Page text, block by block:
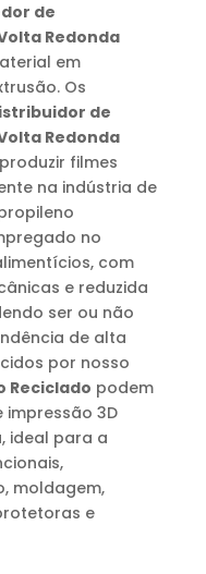
de
Redonda
em
Os
de
Redonda
filmes
na indústria de
no
com
e reduzida
ser ou não
de alta
por nosso
Reciclado podem
impressão 3D
ideal para a
moldagem,
e